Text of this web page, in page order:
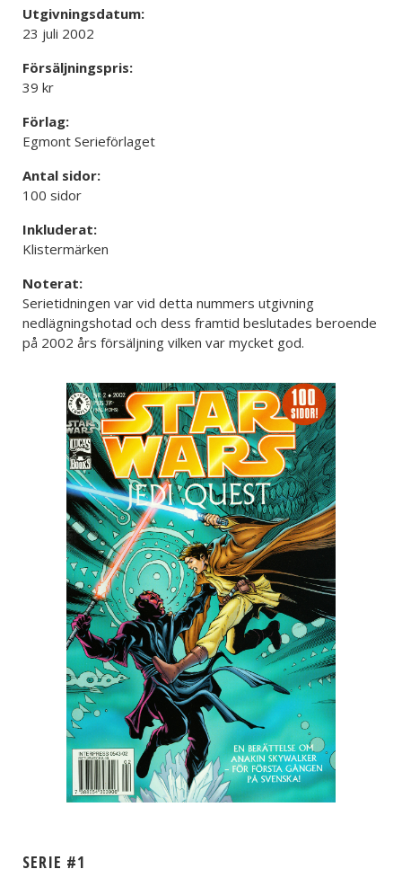
Utgivningsdatum:
23 juli 2002
Försäljningspris:
39 kr
Förlag:
Egmont Serieförlaget
Antal sidor:
100 sidor
Inkluderat:
Klistermärken
Noterat:
Serietidningen var vid detta nummers utgivning
nedlägningshotad och dess framtid beslutades beroende
på 2002 års försäljning vilken var mycket god.
SERIE #1